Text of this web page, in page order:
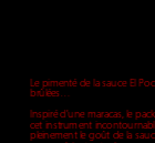
Le pimenté de la sauce El
brûlées…
Inspiré d'une maracas, le
cet instrument
pleinement le goût de la